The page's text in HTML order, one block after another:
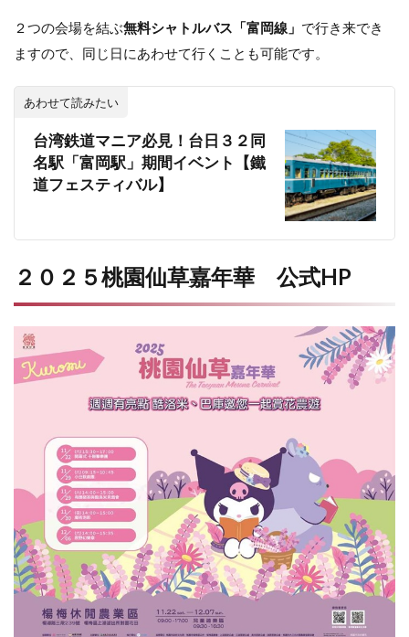
２つの会場を結ぶ無料シャトルバス「富岡線」 で行き来でき
ますので、同じ日にあわせて行くことも可能です。
あわせて読みたい
台湾鉄道マニア必見！台日３２同
名駅「富岡駅」期間イベント【鐵
道フェスティバル】
２０２５桃園仙草嘉年華 公式HP